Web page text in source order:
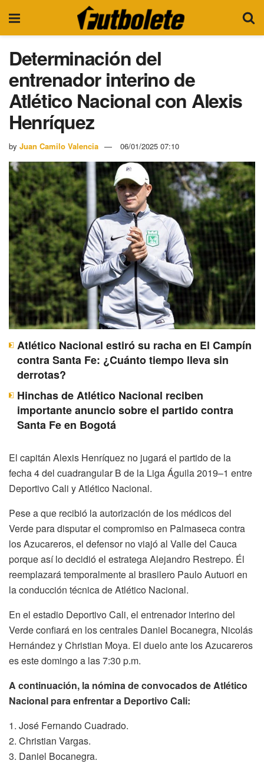
Determinación del
entrenador interino de
Atlético Nacional con Alexis
Henríquez
by Juan Camilo Valencia 06/01/2025 07:10
Atlético Nacional estiró su racha en El Campín
contra Santa Fe: ¿Cuánto tiempo lleva sin
derrotas?
Hinchas de Atlético Nacional reciben
importante anuncio sobre el partido contra
Santa Fe en Bogotá
El capitán Alexis Henríquez no jugará el partido de la
fecha 4 del cuadrangular B de la Liga Águila 2019–1 entre
Deportivo Cali y Atlético Nacional.
Pese a que recibió la autorización de los médicos del
Verde para disputar el compromiso en Palmaseca contra
los Azucareros, el defensor no viajó al Valle del Cauca
porque así lo decidió el estratega Alejandro Restrepo. Él
reemplazará temporalmente al brasilero Paulo Autuori en
la conducción técnica de Atlético Nacional.
En el estadio Deportivo Cali, el entrenador interino del
Verde confiará en los centrales Daniel Bocanegra, Nicolás
Hernández y Christian Moya. El duelo ante los Azucareros
es este domingo a las 7:30 p.m.
A continuación, la nómina de convocados de Atlético
Nacional para enfrentar a Deportivo Cali:
1. José Fernando Cuadrado.
2. Christian Vargas.
3. Daniel Bocanegra.